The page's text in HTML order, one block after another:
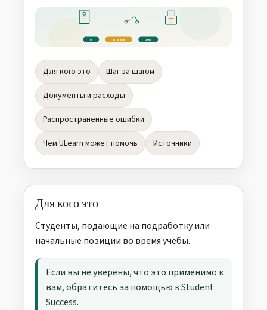
CV INTERVIEW JOBS
Для кого это
Шаг за шагом
Документы и расходы
Распространенные ошибки
Чем ULearn может помочь
Источники
Для кого это
Студенты, подающие на подработку или
начальные позиции во время учёбы.
Если вы не уверены, что это применимо к
вам, обратитесь за помощью к Student
Success.